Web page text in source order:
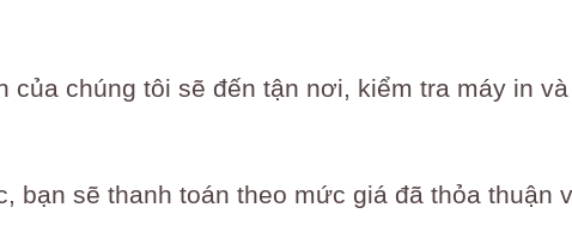
của chúng tôi sẽ đến tận nơi, kiểm tra máy in
bạn sẽ thanh toán theo mức giá đã thỏa thuận